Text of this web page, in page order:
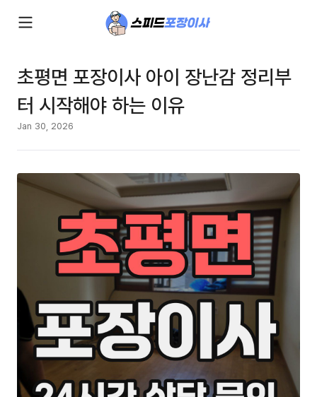
초평면 포장이사 아이 장난감 정리부
터 시작해야 하는 이유
Jan 30, 2026